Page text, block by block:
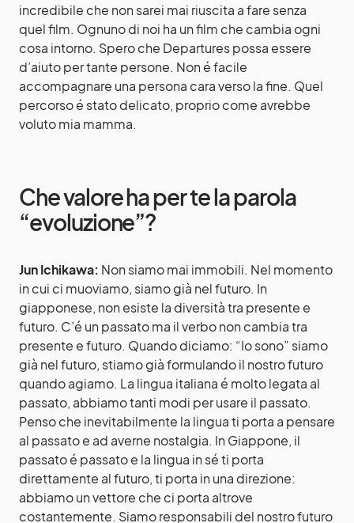
incredibile che non sarei mai riuscita a fare senza
quel film. Ognuno di noi ha un film che cambia ogni
cosa intorno. Spero che Departures possa essere
d’aiuto per tante persone. Non é facile
accompagnare una persona cara verso la fine. Quel
percorso é stato delicato, proprio come avrebbe
voluto mia mamma.
Che valore ha per te la parola
“evoluzione”?
Jun Ichikawa: Non siamo mai immobili. Nel momento
in cui ci muoviamo, siamo già nel futuro. In
giapponese, non esiste la diversità tra presente e
futuro. C’é un passato ma il verbo non cambia tra
presente e futuro. Quando diciamo: “Io sono” siamo
già nel futuro, stiamo già formulando il nostro futuro
quando agiamo. La lingua italiana é molto legata al
passato, abbiamo tanti modi per usare il passato.
Penso che inevitabilmente la lingua ti porta a pensare
al passato e ad averne nostalgia. In Giappone, il
passato é passato e la lingua in sé ti porta
direttamente al futuro, ti porta in una direzione:
abbiamo un vettore che ci porta altrove
costantemente. Siamo responsabili del nostro futuro